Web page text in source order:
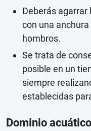
Deberás agarrar
con una
hombros.
Se trata de
posible en un
siempre
establecidas
Dominio acuático